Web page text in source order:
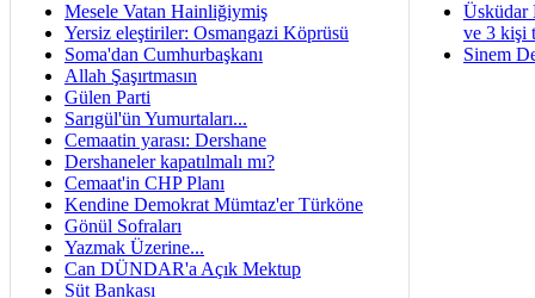
Mesele Vatan Hainliğiymiş
Yersiz eleştiriler: Osmangazi Köprüsü
Soma'dan Cumhurbaşkanı
Allah Şaşırtmasın
Gülen Parti
Sarıgül'ün Yumurtaları...
Cemaatin yarası: Dershane
Dershaneler kapatılmalı mı?
Cemaat'in CHP Planı
Kendine Demokrat Mümtaz'er Türköne
Gönül Sofraları
Yazmak Üzerine...
Can DÜNDAR'a Açık Mektup
Süt Bankası
Üsküdar
ve 3 kişi
Sinem